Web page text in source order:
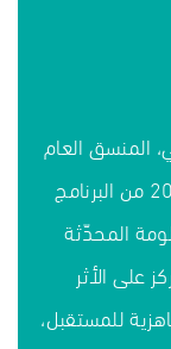
المنسق العام
لبرنامج دبي للتميز الحكومي، أن دورة 2024 من البرنامج
المحدّثة
على الأثر
للمستقبل،